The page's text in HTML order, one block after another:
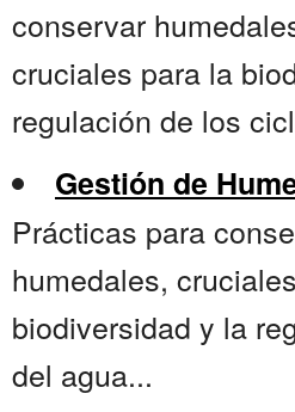
conservar
cruciales para la
regulación de los
Gestión de
Prácticas para
humedales,
biodiversidad y la
del agua...